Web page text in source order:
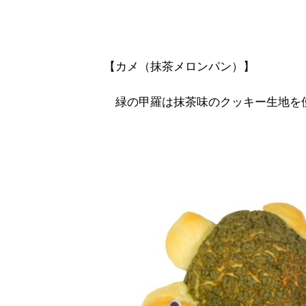
【カメ（抹茶メロンパン）】
緑の甲羅は抹茶味のクッキー生地を